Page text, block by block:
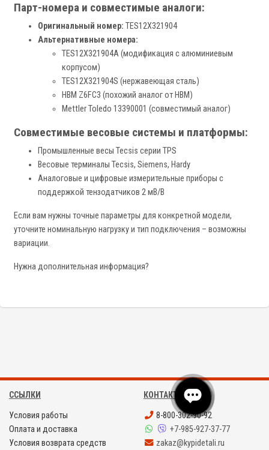
Парт-номера и совместимые аналоги:
Оригинальный номер: TES12X321904
Альтернативные номера:
TES12X321904A (модификация с алюминиевым
корпусом)
TES12X321904S (нержавеющая сталь)
HBM Z6FC3 (похожий аналог от HBM)
Mettler Toledo 13390001 (совместимый аналог)
Совместимые весовые системы и платформы:
Промышленные весы Tecsis серии TPS
Весовые терминалы Tecsis, Siemens, Hardy
Аналоговые и цифровые измерительные приборы с
поддержкой тензодатчиков 2 мВ/В
Если вам нужны точные параметры для конкретной модели,
уточните номинальную нагрузку и тип подключения – возможны
вариации.
Нужна дополнительная информация?
ССЫЛКИ
Условия работы
Оплата и доставка
Условия возврата средств
КОНТАКТЫ
8-800-302-90-92
+7-985-927-37-77
zakaz@kypidetali.ru